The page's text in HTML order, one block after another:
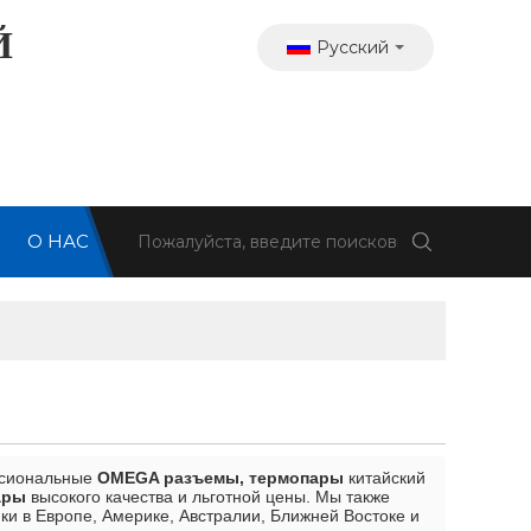
Русский
О НАС
OMEGA разъемы, термопары китайский
высокого качества и льготной цены. Мы также
в Европе, Америке, Австралии, Ближней Востоке и